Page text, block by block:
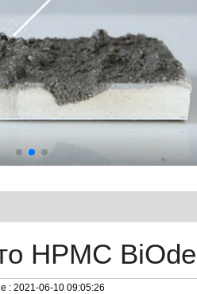
HPMC
: 2021-06-10 09:05:26